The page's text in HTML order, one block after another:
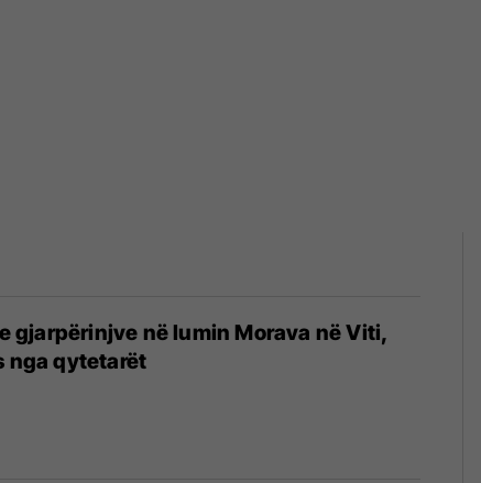
gjarpërinjve në lumin Morava në Viti,
nga qytetarët